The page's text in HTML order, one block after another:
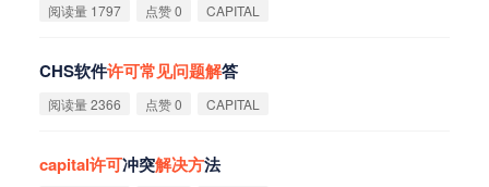
阅读量 1797 点赞 0 CAPITAL
CHS软件许可常见问题解答
阅读量 2366 点赞 0 CAPITAL
capital许可冲突解决方法